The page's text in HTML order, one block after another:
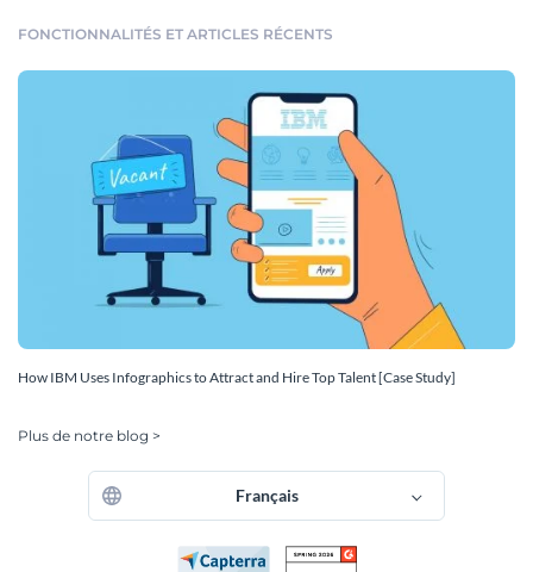
FONCTIONNALITÉS ET ARTICLES RÉCENTS
How IBM Uses Infographics to Attract and Hire Top Talent [Case Study]
Plus de notre blog >
Français